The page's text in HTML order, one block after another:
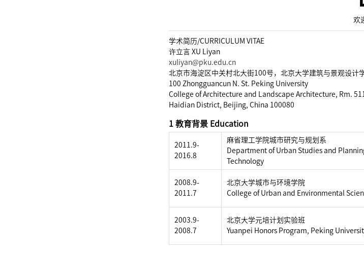
欢
学术简历/CURRICULUM VITAE
许立言 XU Liyan
xuliyan@pku.edu.cn
北京市海淀区中关村北大街100号，北京大学建筑与景观设计
100 Zhongguancun N. St. Peking University
College of Architecture and Landscape Architecture, Rm. 511
Haidian District, Beijing, China 100080
1 教育背景 Education
2011.9-
2016.8
麻省理工学院城市研究与规划系
Department of Urban Studies and
Technology
2008.9-
2011.7
北京大学城市与环境学院
College of Urban and Environmental
2003.9-
2008.7
北京大学元培计划实验班
Yuanpei Honors Program, Peking